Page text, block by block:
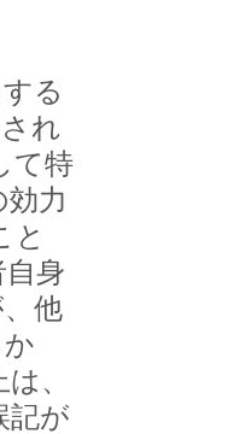
る
れ
て特
力
と
身
他
、
記が